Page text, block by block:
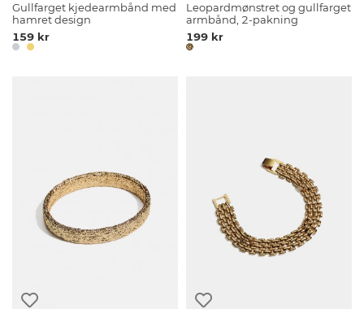
Gullfarget kjedearmbånd med
hamret design
159 kr
Leopardmønstret og gullfarget
armbånd, 2-pakning
199 kr